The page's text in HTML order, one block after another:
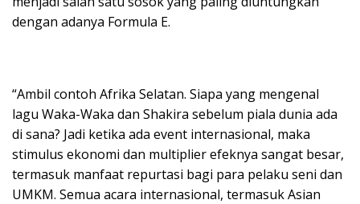
dengan adanya Formula E.
“Ambil contoh Afrika Selatan. Siapa yang mengenal
lagu Waka-Waka dan Shakira sebelum piala dunia ada
di sana? Jadi ketika ada event internasional, maka
stimulus ekonomi dan multiplier efeknya sangat besar,
termasuk manfaat repurtasi bagi para pelaku seni dan
UMKM. Semua acara internasional, termasuk Asian